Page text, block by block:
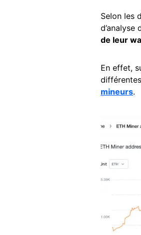
Selon les
d’analyse
de leur
En effet,
mineurs.